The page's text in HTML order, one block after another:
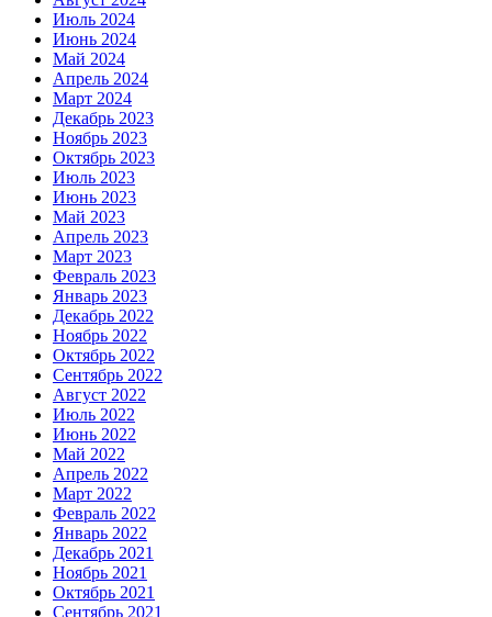
Июль 2024
Июнь 2024
Май 2024
Апрель 2024
Март 2024
Декабрь 2023
Ноябрь 2023
Октябрь 2023
Июль 2023
Июнь 2023
Май 2023
Апрель 2023
Март 2023
Февраль 2023
Январь 2023
Декабрь 2022
Ноябрь 2022
Октябрь 2022
Сентябрь 2022
Август 2022
Июль 2022
Июнь 2022
Май 2022
Апрель 2022
Март 2022
Февраль 2022
Январь 2022
Декабрь 2021
Ноябрь 2021
Октябрь 2021
Сентябрь 2021